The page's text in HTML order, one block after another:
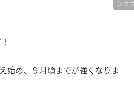
ソラ
始め、９月頃までが強くなりま